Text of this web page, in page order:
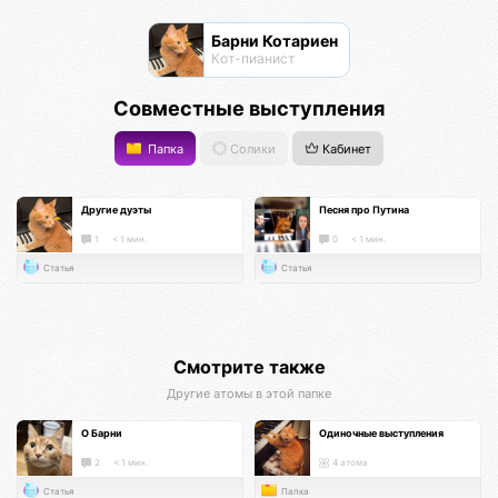
Барни Котариен
Кот-пианист
Совместные выступления
Папка Солики Кабинет
Другие дуэты
1 < 1 мин.
Статья
Песня про Путина
0 < 1 мин.
Статья
Смотрите также
Другие атомы в этой папке
О Барни
2 < 1 мин.
Статья
Одиночные выступления
4 атома
Папка